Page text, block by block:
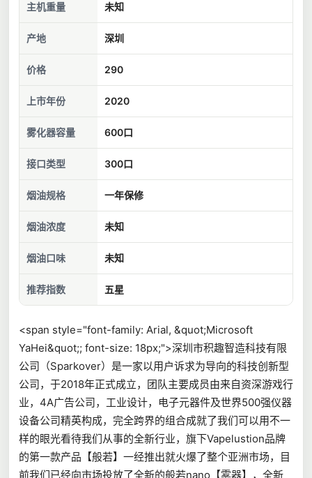
主机重量 未知
产地 深圳
价格 290
上市年份 2020
雾化器容量 600口
接口类型 300口
烟油规格 一年保修
烟油浓度 未知
烟油口味 未知
推荐指数 五星
<span style="font-family: Arial, &quot;Microsoft
YaHei&quot;; font-size: 18px;">深圳市积趣智造科技有限
公司（Sparkover）是一家以用户诉求为导向的科技创新型
公司，于2018年正式成立，团队主要成员由来自资深游戏行
业，4A广告公司，工业设计，电子元器件及世界500强仪器
设备公司精英构成，完全跨界的组合成就了我们可以用不一
样的眼光看待我们从事的全新行业，旗下Vapelustion品牌
的第一款产品【般若】一经推出就火爆了整个亚洲市场，目
前我们已经向市场投放了全新的般若nano【雾器】，全新